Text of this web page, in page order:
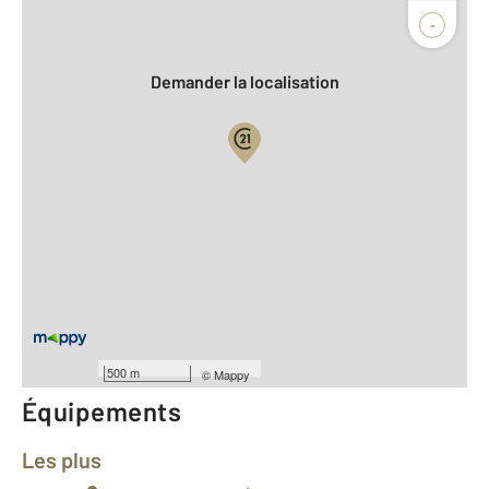
-
500 m ©Mappy
Biens vendus
Demander la localisation
Année construction : 2015
Équipements
Les plus